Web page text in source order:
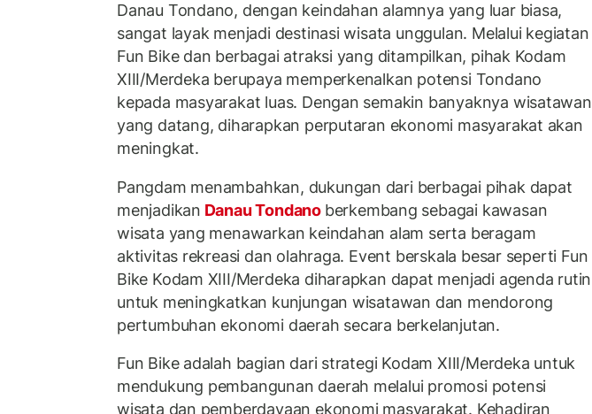
Danau Tondano, dengan keindahan alamnya yang luar biasa,
sangat layak menjadi destinasi wisata unggulan. Melalui kegiatan
Fun Bike dan berbagai atraksi yang ditampilkan, pihak Kodam
XIII/Merdeka berupaya memperkenalkan potensi Tondano
kepada masyarakat luas. Dengan semakin banyaknya wisatawan
yang datang, diharapkan perputaran ekonomi masyarakat akan
meningkat.
Pangdam menambahkan, dukungan dari berbagai pihak dapat
menjadikan Danau Tondano berkembang sebagai kawasan
wisata yang menawarkan keindahan alam serta beragam
aktivitas rekreasi dan olahraga. Event berskala besar seperti Fun
Bike Kodam XIII/Merdeka diharapkan dapat menjadi agenda rutin
untuk meningkatkan kunjungan wisatawan dan mendorong
pertumbuhan ekonomi daerah secara berkelanjutan.
Fun Bike adalah bagian dari strategi Kodam XIII/Merdeka untuk
mendukung pembangunan daerah melalui promosi potensi
wisata dan pemberdayaan ekonomi masyarakat. Kehadiran